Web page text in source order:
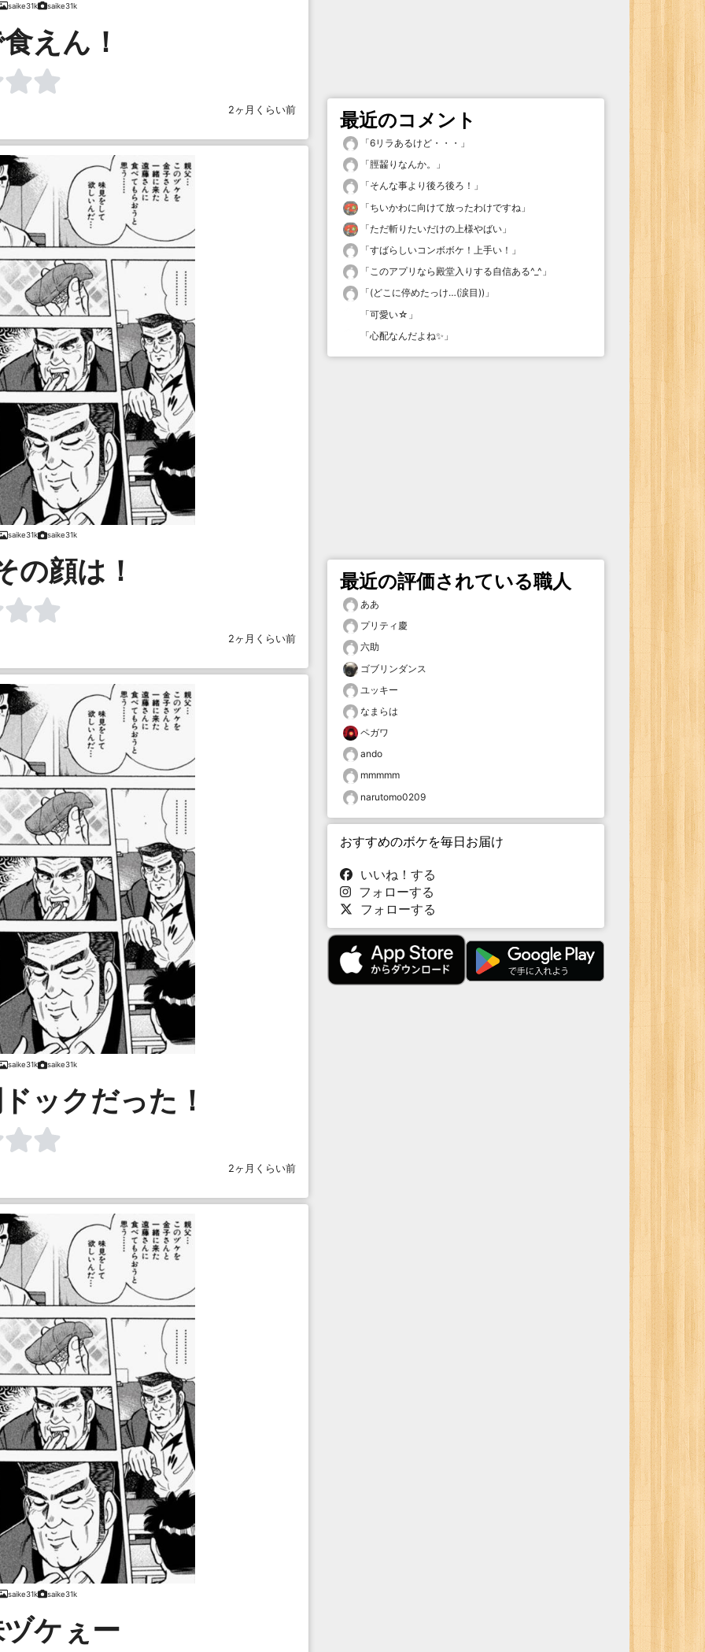
saike31k saike31k
えん！
2ヶ月くらい前
saike31k saike31k
の顔は！
2ヶ月くらい前
saike31k saike31k
ックだった！
2ヶ月くらい前
saike31k saike31k
ケぇー
最近のコメント
「6リラあるけど・・・ 」
「脛齧りなんか。
」
「そんな事より後ろ後ろ！ 」
「ちいかわに向けて放ったわけですね 」
「ただ斬りたいだけの上様やばい 」
「すばらしいコンボボケ！上手い！ 」
「このアプリなら殿堂入りする自信ある^_^ 」
「(どこに停めたっけ…(涙目)) 」
「可愛い☆ 」
「心配なんだよね✨ 」
最近の評価されている職人
ああ
プリティ慶
六助
ゴブリンダンス
ユッキー
なまらは
ペガワ
ando
mmmmm
narutomo0209
おすすめのボケを毎日お届け
いいね！する
フォローする
フォローする